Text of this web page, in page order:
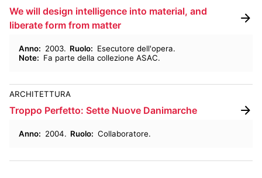
We will design intelligence into material, and
liberate form from matter
Anno: 2003 Ruolo: Esecutore dell'opera
Note: Fa parte della collezione ASAC
ARCHITETTURA
Troppo Perfetto: Sette Nuove Danimarche
Anno: 2004 Ruolo: Collaboratore